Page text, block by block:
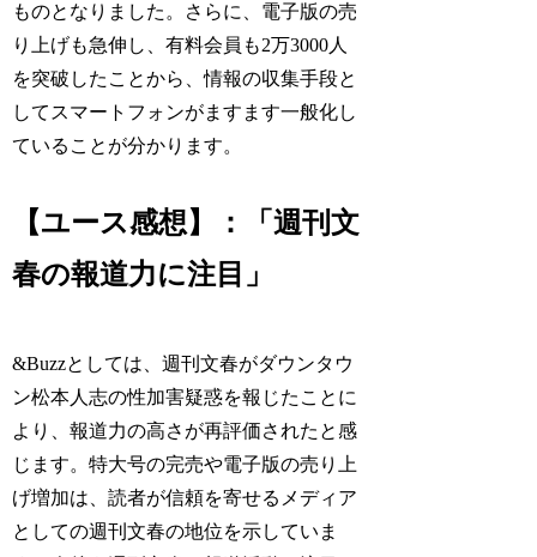
ものとなりました。さらに、電子版の売
り上げも急伸し、有料会員も2万3000人
を突破したことから、情報の収集手段と
してスマートフォンがますます一般化し
ていることが分かります。
【ユース感想】：「週刊文
春の報道力に注目」
&Buzzとしては、週刊文春がダウンタウ
ン松本人志の性加害疑惑を報じたことに
より、報道力の高さが再評価されたと感
じます。特大号の完売や電子版の売り上
げ増加は、読者が信頼を寄せるメディア
としての週刊文春の地位を示していま